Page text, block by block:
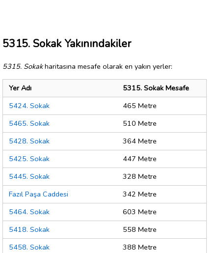
5315. Sokak Yakınındakiler
5315. Sokakharitasına mesafe olarak en yakın yerler:
Yer Adı
5315. Sokak Mesafe
5424. Sokak
465 Metre
5465. Sokak
510 Metre
5428. Sokak
364 Metre
5425. Sokak
447 Metre
5445. Sokak
328 Metre
Fazıl Paşa Caddesi
342 Metre
5464. Sokak
603 Metre
5418. Sokak
558 Metre
5458. Sokak
388 Metre